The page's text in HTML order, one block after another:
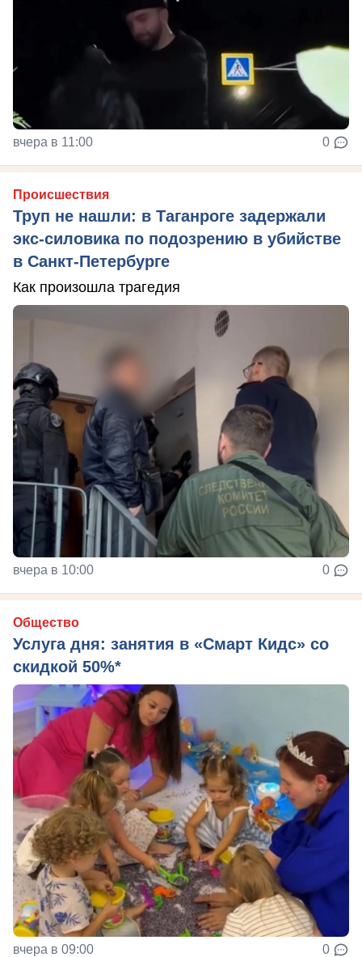
вчера в 11:00 0
Происшествия
Труп не нашли: в Таганроге задержали
экс-силовика по подозрению в убийстве
в Санкт-Петербурге
Как произошла трагедия
вчера в 10:00 0
Общество
Услуга дня: занятия в «Смарт Кидс» со
скидкой 50%*
вчера в 09:00 0